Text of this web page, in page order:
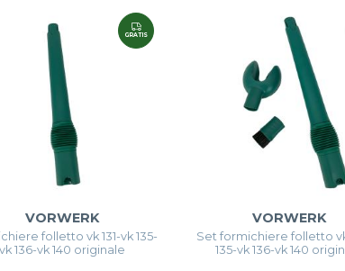
GRATIS
VORWERK
folletto vk 131-vk 135-
vk 136-vk 140 originale
VORWERK
Set formichiere folletto vk
135-vk 136-vk 140